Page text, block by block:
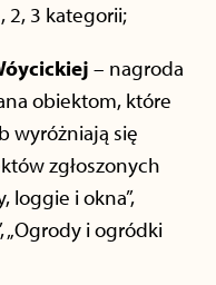
2, 3 kategorii;
– nagroda
obiektom, które
wyróżniają się
zgłoszonych
loggie i okna”,
„Ogrody i ogródki